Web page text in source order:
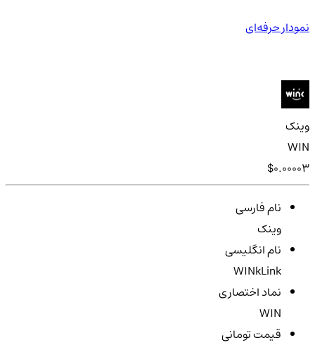
نمودار حرفه‌ای
وینک
WIN
$0.00003
نام فارسی
وینک
نام انگلیسی
WINkLink
نماد اختصاری
WIN
قیمت تومانی